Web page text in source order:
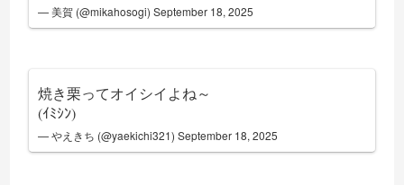
— 美賀 (@mikahosogi)September 18, 2025
焼き栗ってオイシイよね～
(ｲﾐｼﾝ)
— やえきち (@yaekichi321)September 18, 2025